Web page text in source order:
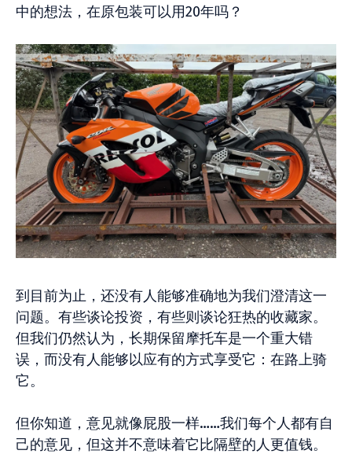
中的想法，在原包装可以用20年吗？
到目前为止，还没有人能够准确地为我们澄清这一
问题。有些谈论投资，有些则谈论狂热的收藏家。
但我们仍然认为，长期保留摩托车是一个重大错
误，而没有人能够以应有的方式享受它：在路上骑
它。
但你知道，意见就像屁股一样……我们每个人都有自
己的意见，但这并不意味着它比隔壁的人更值钱。